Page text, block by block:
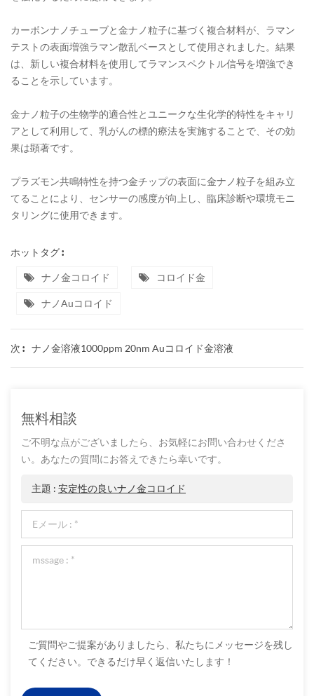
カーボンナノチューブと金ナノ粒子に基づく複合材料が、ラマン
テストの表面増強ラマン散乱ベースとして使用されました。結果
は、新しい複合材料を使用してラマンスペクトル信号を増強でき
ることを示しています。
金ナノ粒子の生物学的適合性とユニークな生化学的特性をキャリ
アとして利用して、乳がんの標的療法を実施することで、その効
果は顕著です。
プラズモン共鳴特性を持つ金チップの表面に金ナノ粒子を組み立
てることにより、センサーの感度が向上し、臨床診断や環境モニ
タリングに使用できます。
ホットタグ :
ナノ金コロイド コロイド金
ナノauコロイド
次 : ナノ金溶液1000ppm 20nm Auコロイド金溶液
無料相談
ご不明な点がございましたら、お気軽にお問い合わせくださ
い。あなたの質問にお答えできたら幸いです。
主題 : 安定性の良いナノ金コロイド
ご質問やご提案がありましたら、私たちにメッセージを残し
てください。できるだけ早く返信いたします！